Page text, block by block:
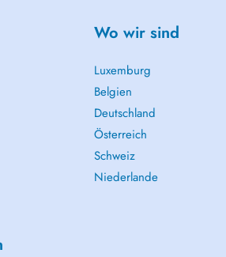
Wo wir sind
Luxemburg
Belgien
Deutschland
Österreich
Schweiz
Niederlande